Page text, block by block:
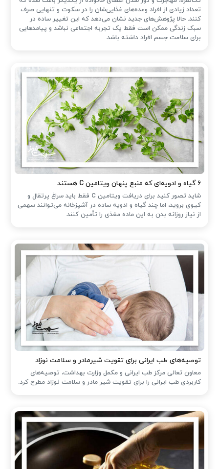
تعداد زیادی از افراد وعده‌های غذایی‌شان را در سکوت و تنهایی صرف
کنند. حالا پژوهش‌های جدید نشان می‌دهد که این تغییر ساده در
سبک زندگی ممکن است فقط یک تجربه اجتماعی نباشد و پیامدهایی
برای سلامت جسم افراد داشته باشد.
۶ گیاه و ادویه‌ای که منبع پنهان ویتامین C هستند
شاید تصور کنید برای دریافت ویتامین C فقط باید سراغ پرتقال و
کیوی بروید، اما چند گیاه و ادویه ساده در آشپزخانه می‌توانند سهمی
از نیاز روزانه بدن به این ماده مغذی را تأمین کنند.
توصیه‌های طب ایرانی برای تقویت شیرمادر و سلامت نوزاد
معاون تعالی مرکز طب ایرانی و مکمل وزارت بهداشت، توصیه‌های
کاربردی طب ایرانی را برای تقویت شیر مادر و سلامت نوزاد مطرح کرد.